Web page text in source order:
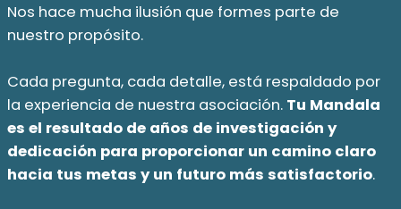
Nos hace mucha ilusión que formes parte de
nuestro propósito.
Cada pregunta, cada detalle, está respaldado por
la experiencia de nuestra asociación. Tu Mandala
es el resultado de años de investigación y
dedicación para proporcionar un camino claro
hacia tus metas y un futuro más satisfactorio.